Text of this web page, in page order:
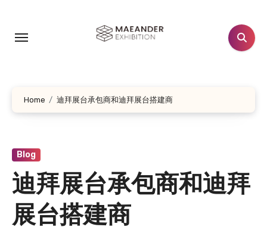
Home 迪拜展台承包商和迪拜展台搭建商
Blog
迪拜展台承包商和迪拜
展台搭建商